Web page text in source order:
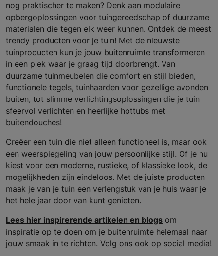
nog praktischer te maken? Denk aan modulaire
opbergoplossingen voor tuingereedschap of duurzame
materialen die tegen elk weer kunnen. Ontdek de meest
trendy producten voor je tuin! Met de nieuwste
tuinproducten kun je jouw buitenruimte transformeren
in een plek waar je graag tijd doorbrengt. Van
duurzame tuinmeubelen die comfort en stijl bieden,
functionele tegels, tuinhaarden voor gezellige avonden
buiten, tot slimme verlichtingsoplossingen die je tuin
sfeervol verlichten en heerlijke hottubs met
buitendouches!
Creëer een tuin die niet alleen functioneel is, maar ook
een weerspiegeling van jouw persoonlijke stijl. Of je nu
kiest voor een moderne, rustieke, of klassieke look, de
mogelijkheden zijn eindeloos. Met de juiste producten
maak je van je tuin een verlengstuk van je huis waar je
het hele jaar door van kunt genieten.
Lees hier inspirerende artikelen en blogs om
inspiratie op te doen om je buitenruimte helemaal naar
jouw smaak in te richten. Volg ons ook op social media!